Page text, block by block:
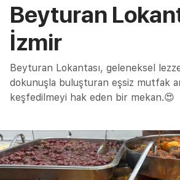
Beyturan
İzmir
Beyturan Lokantası, geleneksel
dokunuşla buluşturan eşsiz mutfak
keşfedilmeyi hak eden bir mekan.😍